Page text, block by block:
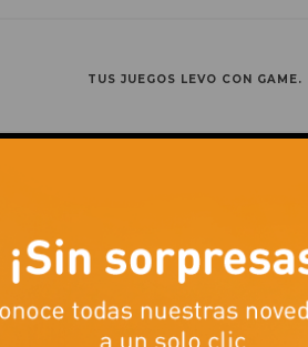
TUS JUEGOS LEVO CON GAME.